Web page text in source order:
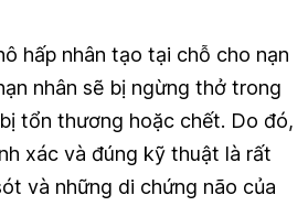
hấp nhân tạo tại chỗ cho nạn
nhân sẽ bị ngừng thở trong
tổn thương hoặc chết. Do đó,
xác và đúng kỹ thuật là rất
và những di chứng não của